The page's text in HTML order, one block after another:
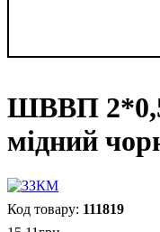
ШВВП
мідний
111819